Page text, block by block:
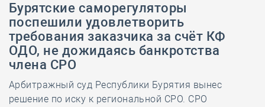
Бурятские саморегуляторы
поспешили удовлетворить
требования заказчика за счёт КФ
ОДО, не дожидаясь банкротства
члена СРО
Арбитражный суд Республики Бурятия вынес
решение по иску к региональной СРО. СРО